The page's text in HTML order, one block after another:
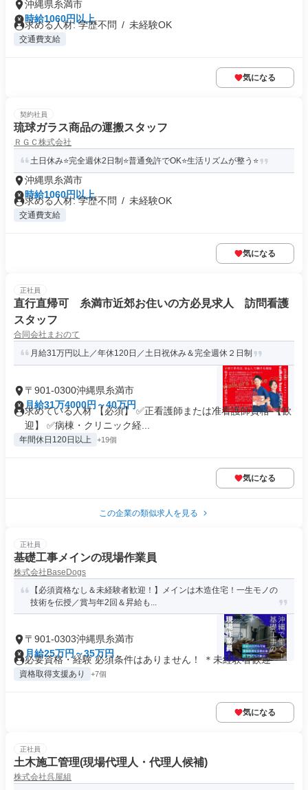
沖縄県糸満市
時給1060円以上
求める人材: 学歴不問 / 未経験OK
交通費支給
気になる
契約社員
琉球ガラス商品の運搬スタッフ
ＲＧＣ株式会社
土日休み⭐完全週休2日制⭐普通免許でOK⭐生活リズムが整う⭐
沖縄県糸満市
時給1060円以上
求める人材: 学歴不問 / 未経験OK
交通費支給
気になる
正社員
直行直帰可 糸満市近郊お住いの方必見求人 訪問看護
スタッフ
合同会社まおのて
月給31万円以上／年休120日／土日祝休み＆完全週休２日制
〒901-0300沖縄県糸満市
月給31万4000円～40万円
求めている人材 【必須】 ✅正看護師または准看護師資格 【歓
迎】 ✅病棟・クリニック経...
年間休日120日以上 +19個
気になる
この企業の類似求人を見る
正社員
基礎工事メインの現場作業員
株式会社BaseDogs
【必須資格なし＆未経験者歓迎！】メインは木造住宅！一生モノの
技術を伝授／賞与年2回＆昇給も...
〒901-0303沖縄県糸満市
月給25万円～35万円
必要資格・経験 必須条件はありません！ ＊未経験者歓迎
資格取得支援あり +7個
気になる
正社員
土木施工管理(現場代理人・代理人候補)
株式会社呉屋組